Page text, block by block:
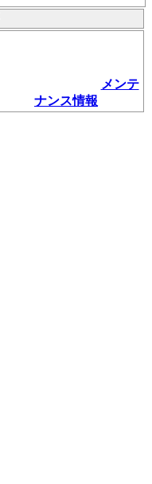
メンテ
ナンス情報